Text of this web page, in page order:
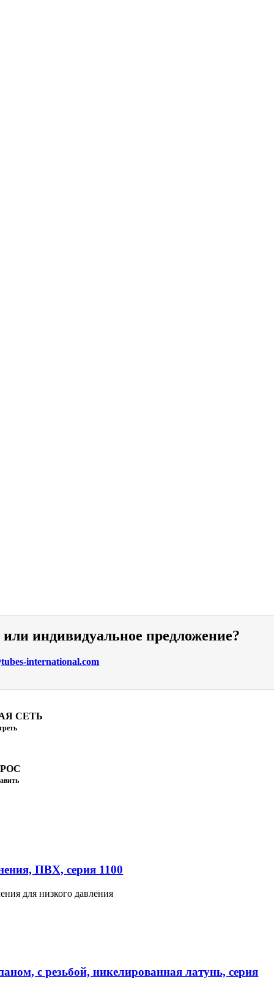
индивидуальное предложение?
international.com
СЕТЬ
ПВХ, серия 1100
для низкого давления
с резьбой, никелированная латунь, серия